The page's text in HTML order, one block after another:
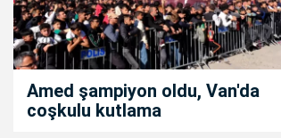
Amed şampiyon oldu, Van'da
coşkulu kutlama